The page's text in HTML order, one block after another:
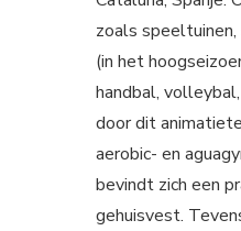
zoals
(in het
handbal,
door dit
aerobic- en
bevindt zich een
gehuisvest.